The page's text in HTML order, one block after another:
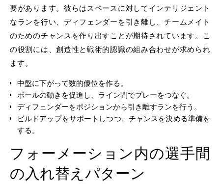
要があります。彼らはスペースに対してインテリジェント
なランを行い、ディフェンダーを引き離し、チームメイト
のためのチャンスを作り出すことが期待されています。こ
の役割には、創造性と戦術的認識の組み合わせが求められ
ます。
中盤に下がって数的優位を作る。
ボールの動きを促進し、ライン間でプレーをつなぐ。
ディフェンダーをポジションから引き離すランを行う。
ビルドアップをサポートしつつ、チャンスを決める準備を
する。
フォーメーション内の選手間
の入れ替えパターン